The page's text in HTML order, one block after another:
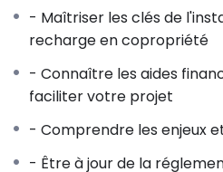
- Maîtriser les clés de
recharge en copropriété
- Connaître les aides
faciliter votre projet
- Comprendre les enjeux
- Être à jour de la